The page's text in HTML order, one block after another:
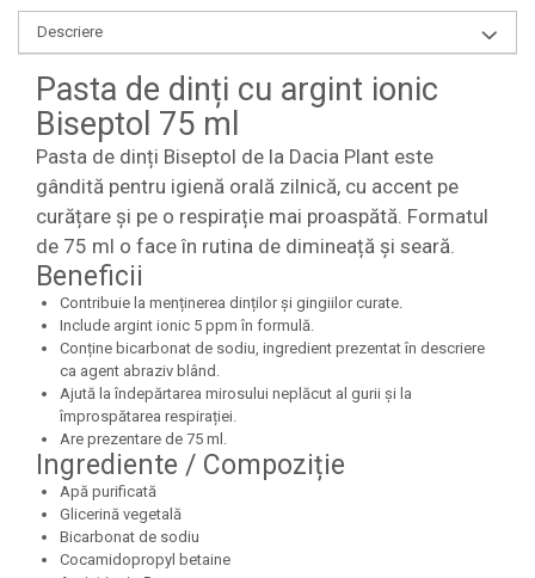
Descriere
Pasta de dinți cu argint ionic
Biseptol 75 ml
Pasta de dinți Biseptol de la Dacia Plant este
gândită pentru igienă orală zilnică, cu accent pe
curățare și pe o respirație mai proaspătă. Formatul
de 75 ml o face în rutina de dimineață și seară.
Beneficii
Contribuie la menținerea dinților și gingiilor curate.
Include argint ionic 5 ppm în formulă.
Conține bicarbonat de sodiu, ingredient prezentat în descriere
ca agent abraziv blând.
Ajută la îndepărtarea mirosului neplăcut al gurii și la
împrospătarea respirației.
Are prezentare de 75 ml.
Ingrediente / Compoziție
Apă purificată
Glicerină vegetală
Bicarbonat de sodiu
Cocamidopropyl betaine